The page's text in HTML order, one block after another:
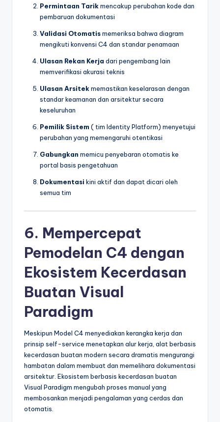
Permintaan Tarikmencakup perubahan kode dan
pembaruan dokumentasi
Validasi Otomatismemeriksa bahwa diagram
mengikuti konvensi C4 dan standar penamaan
Ulasan Rekan Kerja dari pengembang lain
memverifikasi akurasi teknis
Ulasan Arsitekmemastikan keselarasan dengan
standar keamanan dan arsitektur secara
keseluruhan
Pemilik Sistem ( tim Identity Platform) menyetujui
perubahan yang memengaruhi otentikasi
Gabungkan memicu penyebaran otomatis ke
portal basis pengetahuan
Dokumentasi kini aktif dan dapat dicari oleh
semua tim
6. Mempercepat
Pemodelan C4 dengan
Ekosistem Kecerdasan
Buatan Visual
Paradigm
Meskipun Model C4 menyediakan kerangka kerja dan
prinsip self-service menetapkan alur kerja, alat berbasis
kecerdasan buatan modern secara dramatis mengurangi
hambatan dalam membuat dan memelihara dokumentasi
arsitektur. Ekosistem berbasis kecerdasan buatan
Visual Paradigm mengubah proses manual yang
membosankan menjadi pengalaman yang cerdas dan
otomatis.